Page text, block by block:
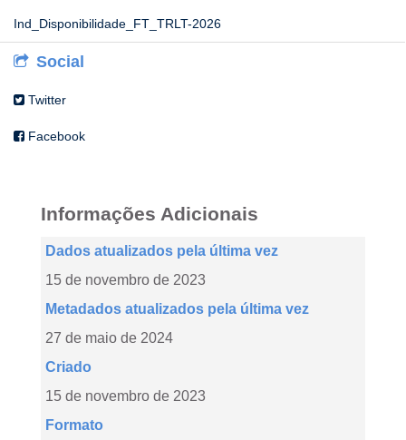
Ind_Disponibilidade_FT_TRLT-2026
Social
Twitter
Facebook
Informações Adicionais
Dados atualizados pela última vez
15 de novembro de 2023
Metadados atualizados pela última vez
27 de maio de 2024
Criado
15 de novembro de 2023
Formato